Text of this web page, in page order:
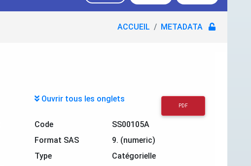
ACCUEIL METADATA
Ouvrir tous les onglets
PDF
Code
SS00105A
Format SAS
9. (numeric)
Type
Catégorielle